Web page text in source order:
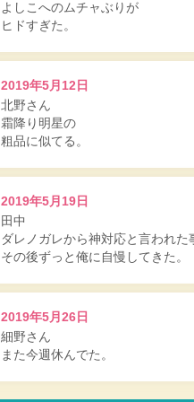
よしこへのムチャぶりが
ヒドすぎた。
2019年5月12日
北野さん
霜降り明星の
粗品に似てる。
2019年5月19日
田中
ダレノガレから神対応と言われた
その後ずっと俺に自慢してきた。
2019年5月26日
細野さん
また今週休んでた。